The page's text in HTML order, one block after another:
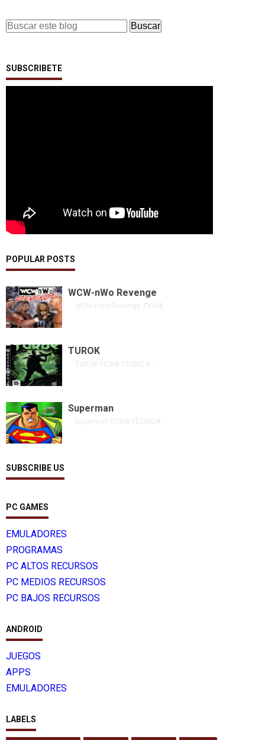
SUBSCRIBETE
POPULAR POSTS
WCW-nWo Revenge
WCW-nWo Revenge FICHA ...
TUROK
TUROK FICHA TÉCNICA ...
Superman
Superman FICHA TÉCNICA ...
SUBSCRIBE US
PC GAMES
EMULADORES
PROGRAMAS
PC ALTOS RECURSOS
PC MEDIOS RECURSOS
PC BAJOS RECURSOS
ANDROID
JUEGOS
APPS
EMULADORES
LABELS